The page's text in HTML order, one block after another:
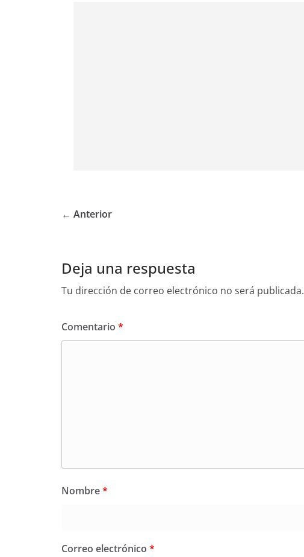
← Anterior
Deja una respuesta
Tu dirección de correo electrónico no será publicada.
Comentario *
Nombre*
Correo electrónico *